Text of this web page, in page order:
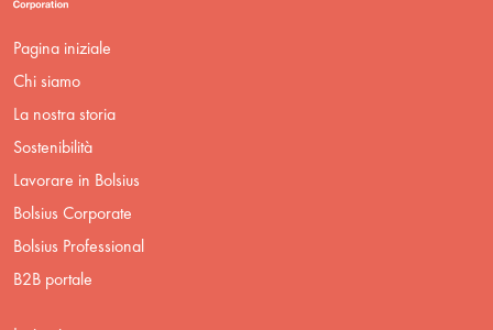
Pagina iniziale
Chi siamo
La nostra storia
Sostenibilità
Lavorare in Bolsius
Bolsius Corporate
Bolsius Professional
B2B portale